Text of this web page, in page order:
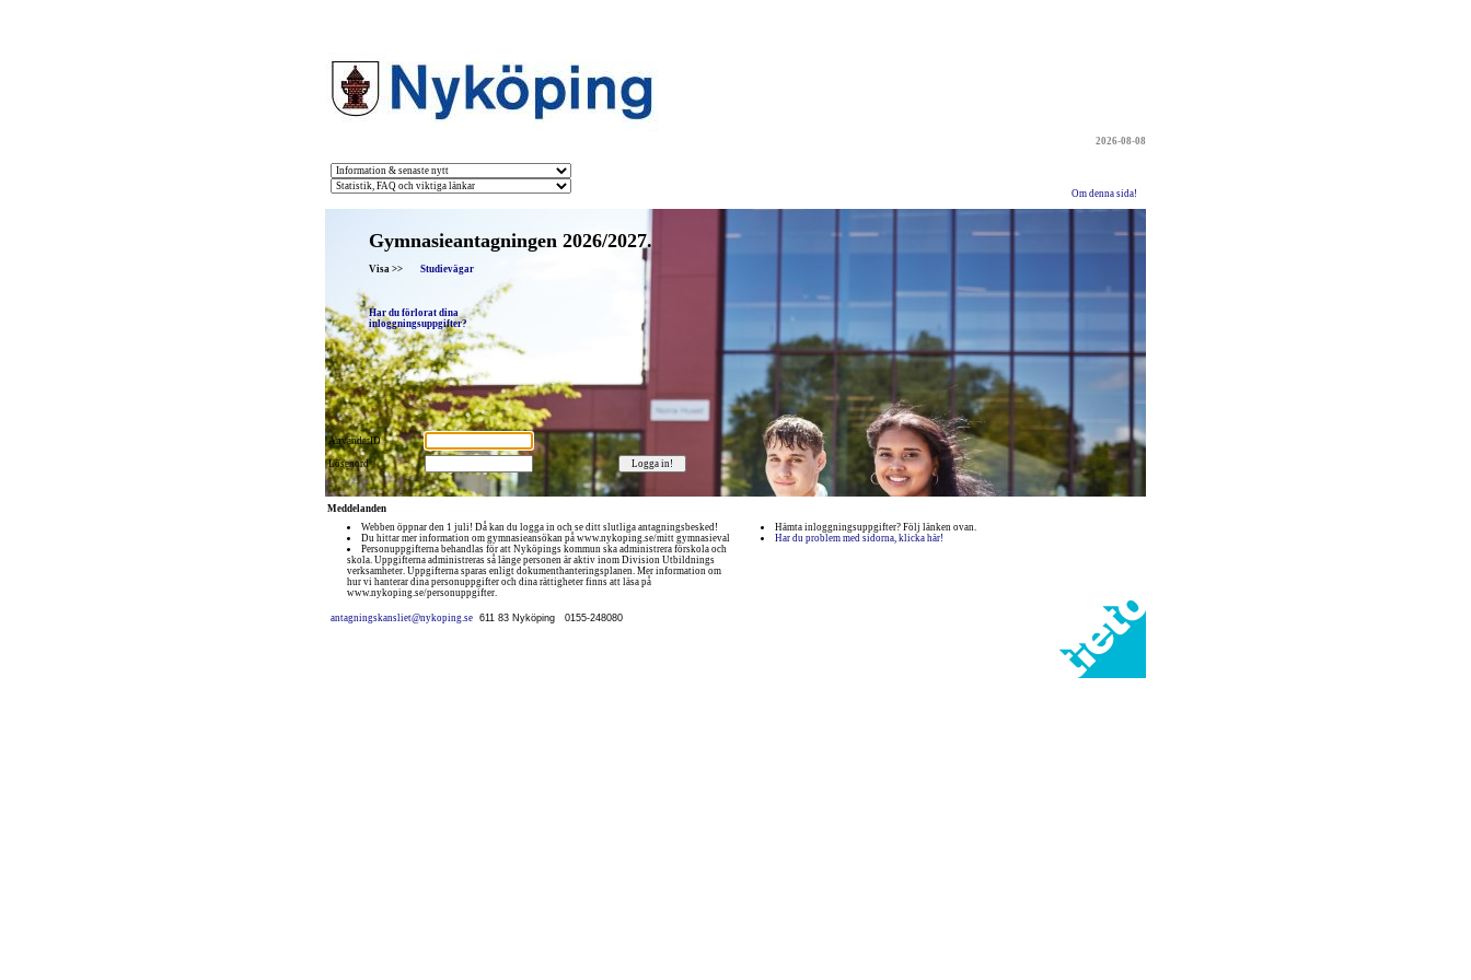
2026-08-08
Om denna sida!
Gymnasieantagningen 2026/2027.
Visa >> Studievägar
Har du förlorat dina
inloggningsuppgifter?
AnvändarID
Lösenord
Meddelanden
Webben öppnar den 1 juli! Då kan du logga in och se ditt slutliga antagningsbesked!
Du hittar mer information om gymnasieansökan på www.nykoping.se/mitt gymnasieval
Personuppgifterna behandlas för att Nyköpings kommun ska administrera förskola och
skola. Uppgifterna administreras så länge personen är aktiv inom Division Utbildnings
verksamheter. Uppgifterna sparas enligt dokumenthanteringsplanen. Mer information om
hur vi hanterar dina personuppgifter och dina rättigheter finns att läsa på
www.nykoping.se/personuppgifter.
Hämta inloggningsuppgifter? Följ länken ovan.
Har du problem med sidorna, klicka här!
antagningskansliet@nykoping.se 611 83 Nyköping 0155-248080